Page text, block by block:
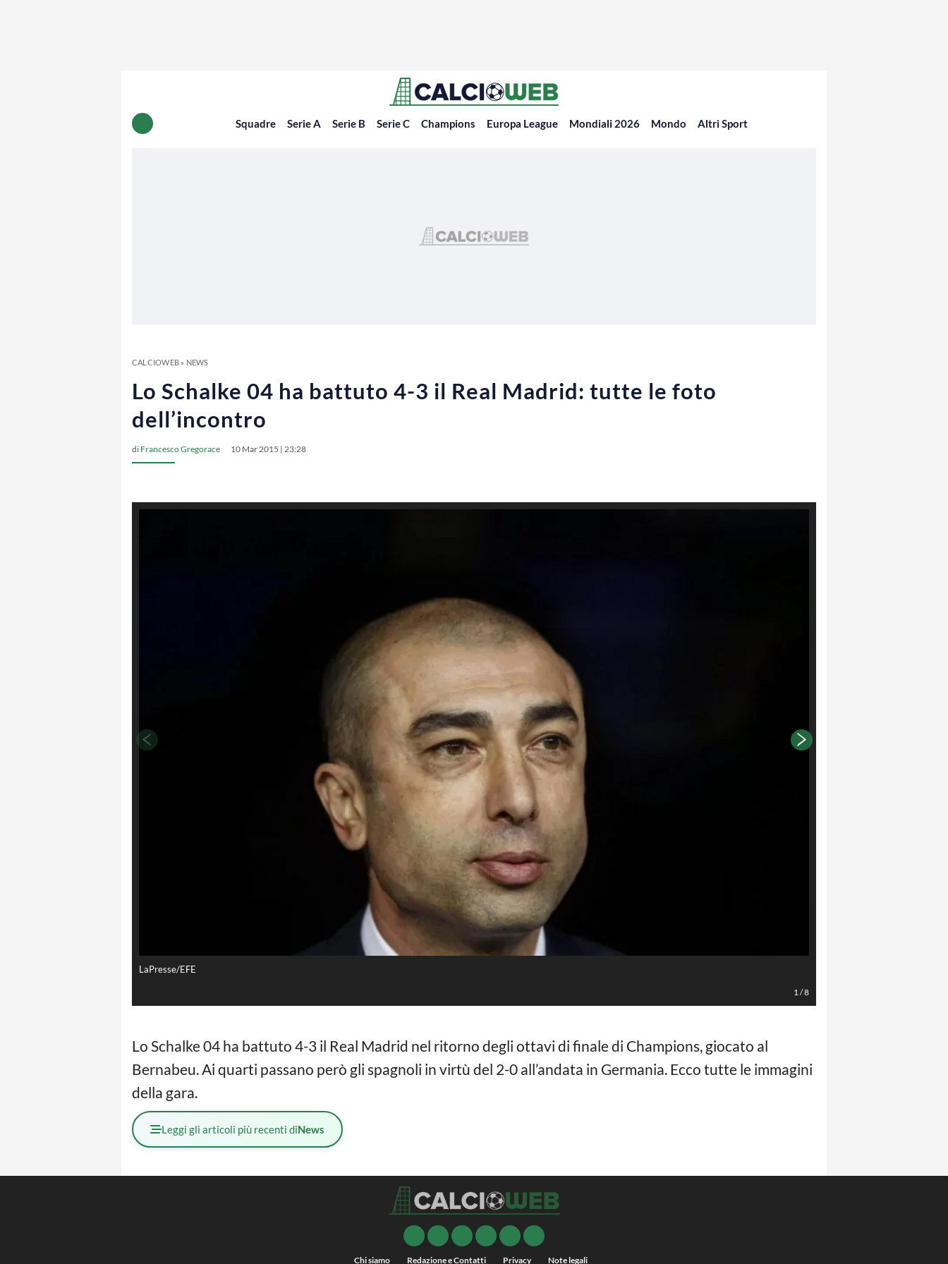
Squadre Serie A Serie B Serie C Champions Europa League Mondiali 2026 Mondo Altri Sport
CALCIOWEB» NEWS
Lo Schalke 04 ha battuto 4-3 il Real Madrid: tutte le foto
dell’incontro
di Francesco Gregorace 10 Mar 2015 | 23:28
LaPresse/EFE
1/8
Lo Schalke 04 ha battuto 4-3 il Real Madrid nel ritorno degli ottavi di finale di Champions, giocato al
Bernabeu. Ai quarti passano però gli spagnoli in virtù del 2-0 all’andata in Germania. Ecco tutte le immagini
della gara.
Leggi gli articoli più recenti diNews
Chi siamo Redazione e Contatti Privacy Note legali